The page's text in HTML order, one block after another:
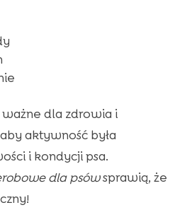
dla zdrowia i
aktywność była
i kondycji psa.
dla psówsprawią, że